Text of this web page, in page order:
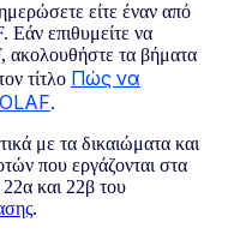
είτε έναν από
Εάν επιθυμείτε να
ακολουθήστε τα βήματα
τίτλο Πώς να
.
με τα δικαιώματα και
που εργάζονται στα
και 22β του
.